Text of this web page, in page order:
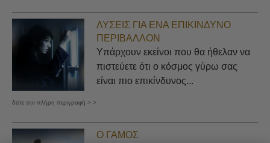
ΛΎΣΕΙΣ ΓΙΑ ΈΝΑ ΕΠΙΚΊΝΔΥΝΟ
ΠΕΡΙΒΆΛΛΟΝ
Υπάρχουν εκείνοι που θα ήθελαν να
πιστεύετε ότι ο κόσμος γύρω σας
είναι πιο επικίνδυνος...
δείτε την πλήρη περιγραφή > >
Ο ΓΆΜΟΣ